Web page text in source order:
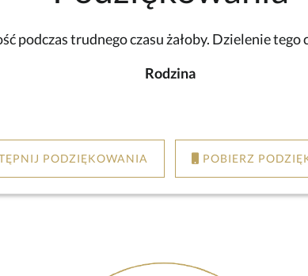
podczas trudnego czasu żałoby. Dzielenie
Rodzina
PODZIĘKOWANIA POBIERZ